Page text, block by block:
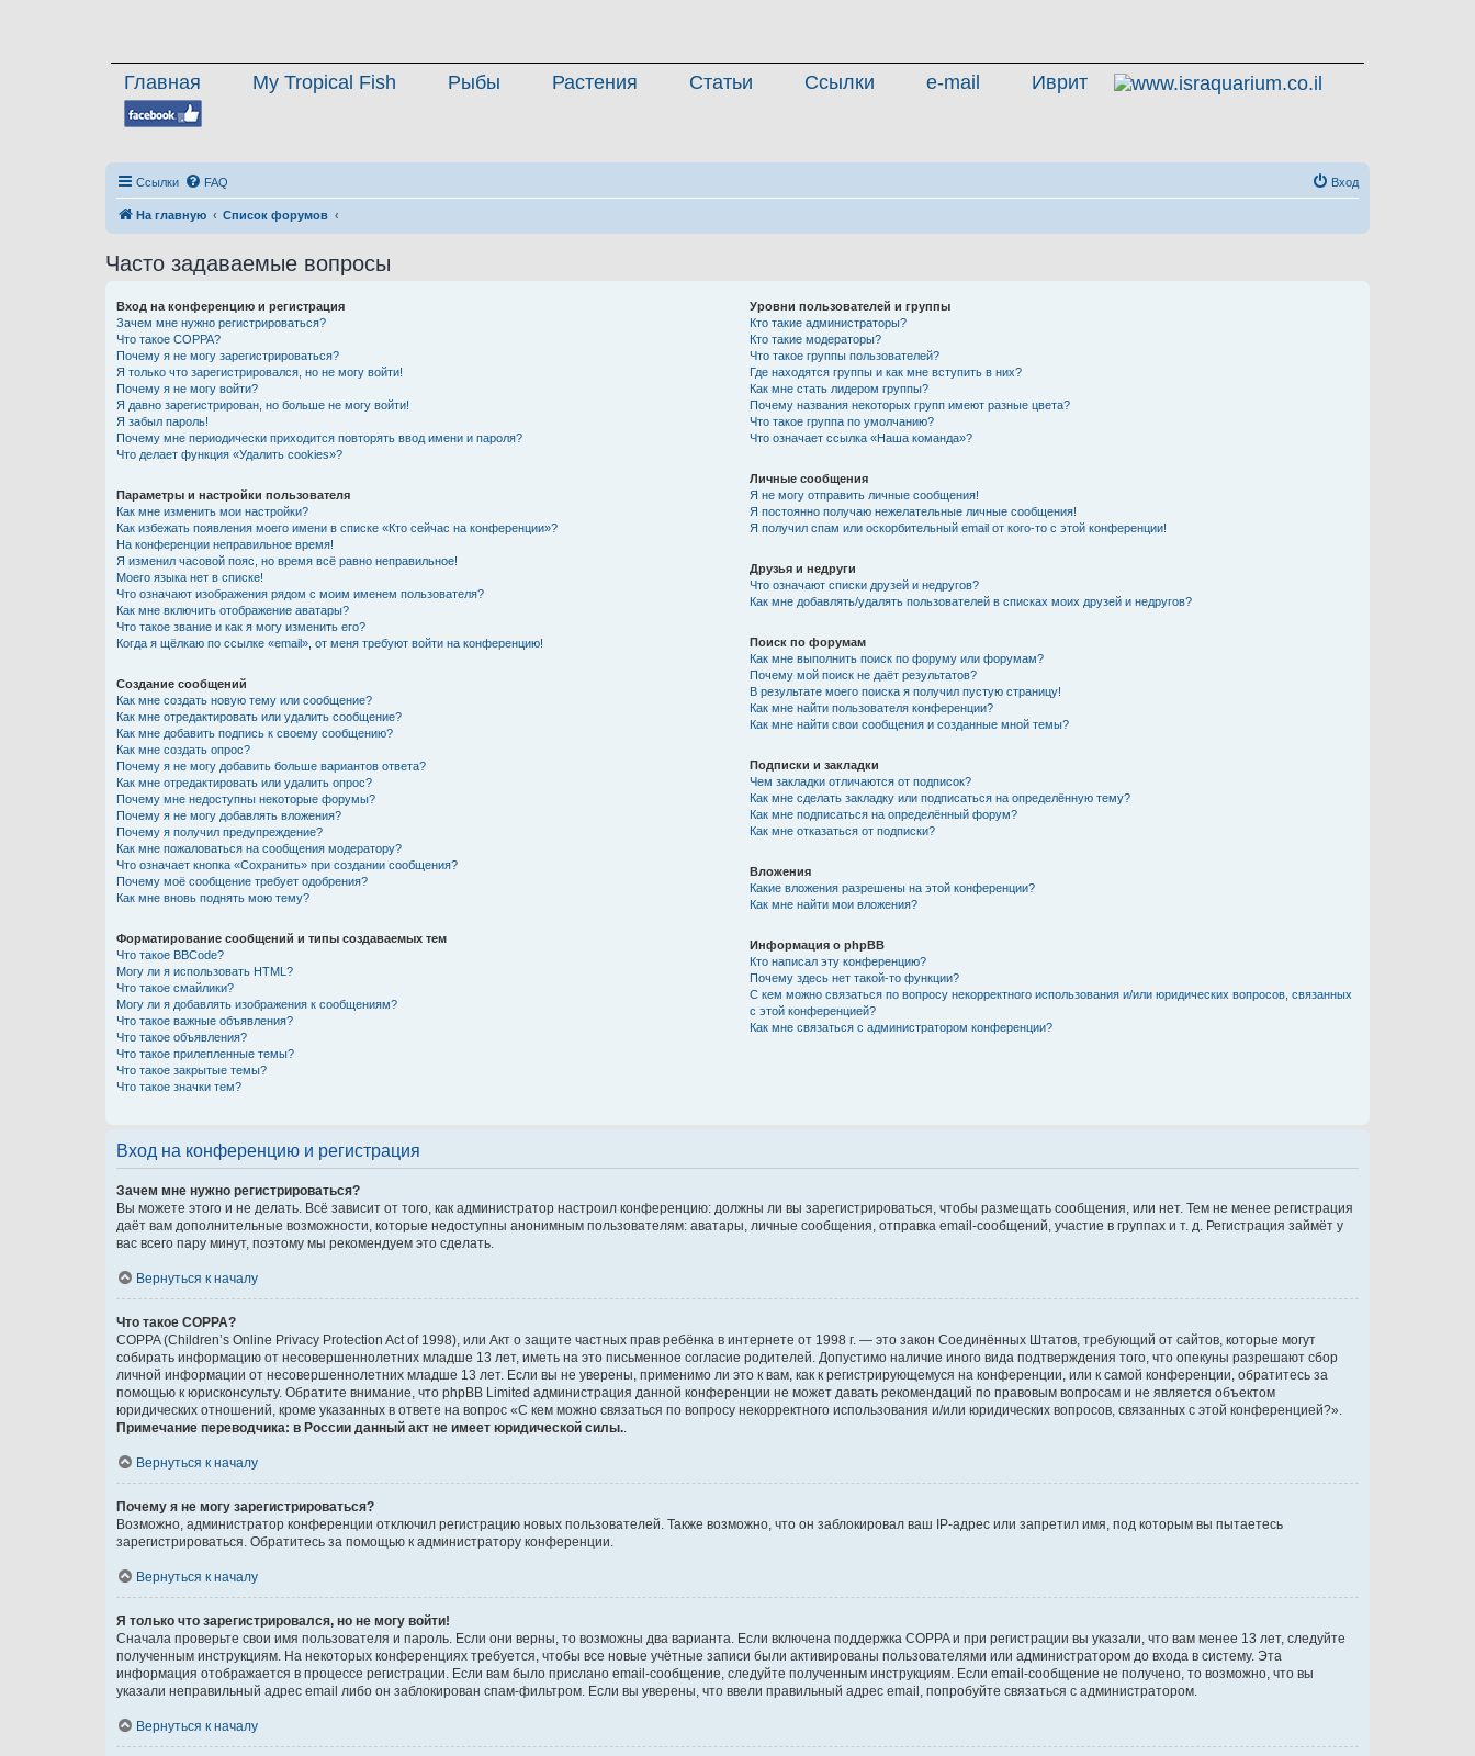
Главная My Tropical Fish Рыбы Растения Статьи Ссылки e-mail Иврит
Ссылки FAQ Вход
На главную Список форумов
Часто задаваемые вопросы
Вход на конференцию и регистрация
Зачем мне нужно регистрироваться?
Что такое COPPA?
Почему я не могу зарегистрироваться?
Я только что зарегистрировался, но не могу войти!
Почему я не могу войти?
Я давно зарегистрирован, но больше не могу войти!
Я забыл пароль!
Почему мне периодически приходится повторять ввод имени и пароля?
Что делает функция «Удалить cookies»?
Параметры и настройки пользователя
Как мне изменить мои настройки?
Как избежать появления моего имени в списке «Кто сейчас на конференции»?
На конференции неправильное время!
Я изменил часовой пояс, но время всё равно неправильное!
Моего языка нет в списке!
Что означают изображения рядом с моим именем пользователя?
Как мне включить отображение аватары?
Что такое звание и как я могу изменить его?
Когда я щёлкаю по ссылке «email», от меня требуют войти на конференцию!
Создание сообщений
Как мне создать новую тему или сообщение?
Как мне отредактировать или удалить сообщение?
Как мне добавить подпись к своему сообщению?
Как мне создать опрос?
Почему я не могу добавить больше вариантов ответа?
Как мне отредактировать или удалить опрос?
Почему мне недоступны некоторые форумы?
Почему я не могу добавлять вложения?
Почему я получил предупреждение?
Как мне пожаловаться на сообщения модератору?
Что означает кнопка «Сохранить» при создании сообщения?
Почему моё сообщение требует одобрения?
Как мне вновь поднять мою тему?
Форматирование сообщений и типы создаваемых тем
Что такое BBCode?
Могу ли я использовать HTML?
Что такое смайлики?
Могу ли я добавлять изображения к сообщениям?
Что такое важные объявления?
Что такое объявления?
Что такое прилепленные темы?
Что такое закрытые темы?
Что такое значки тем?
Уровни пользователей и группы
Кто такие администраторы?
Кто такие модераторы?
Что такое группы пользователей?
Где находятся группы и как мне вступить в них?
Как мне стать лидером группы?
Почему названия некоторых групп имеют разные цвета?
Что такое группа по умолчанию?
Что означает ссылка «Наша команда»?
Личные сообщения
Я не могу отправить личные сообщения!
Я постоянно получаю нежелательные личные сообщения!
Я получил спам или оскорбительный email от кого-то с этой конференции!
Друзья и недруги
Что означают списки друзей и недругов?
Как мне добавлять/удалять пользователей в списках моих друзей и недругов?
Поиск по форумам
Как мне выполнить поиск по форуму или форумам?
Почему мой поиск не даёт результатов?
В результате моего поиска я получил пустую страницу!
Как мне найти пользователя конференции?
Как мне найти свои сообщения и созданные мной темы?
Подписки и закладки
Чем закладки отличаются от подписок?
Как мне сделать закладку или подписаться на определённую тему?
Как мне подписаться на определённый форум?
Как мне отказаться от подписки?
Вложения
Какие вложения разрешены на этой конференции?
Как мне найти мои вложения?
Информация о phpBB
Кто написал эту конференцию?
Почему здесь нет такой-то функции?
С кем можно связаться по вопросу некорректного использования и/или юридических вопросов, связанных
с этой конференцией?
Как мне связаться с администратором конференции?
Вход на конференцию и регистрация
Зачем мне нужно регистрироваться?
Вы можете этого и не делать. Всё зависит от того, как администратор настроил конференцию: должны ли вы зарегистрироваться, чтобы размещать сообщения, или нет. Тем не менее регистрация
даёт вам дополнительные возможности, которые недоступны анонимным пользователям: аватары, личные сообщения, отправка email-сообщений, участие в группах и т. д. Регистрация займёт у
вас всего пару минут, поэтому мы рекомендуем это сделать.
Вернуться к началу
Что такое COPPA?
COPPA (Children’s Online Privacy Protection Act of 1998), или Акт о защите частных прав ребёнка в интернете от 1998 г. — это закон Соединённых Штатов, требующий от сайтов, которые могут
собирать информацию от несовершеннолетних младше 13 лет, иметь на это письменное согласие родителей. Допустимо наличие иного вида подтверждения того, что опекуны разрешают сбор
личной информации от несовершеннолетних младше 13 лет. Если вы не уверены, применимо ли это к вам, как к регистрирующемуся на конференции, или к самой конференции, обратитесь за
помощью к юрисконсульту. Обратите внимание, что phpBB Limited администрация данной конференции не может давать рекомендаций по правовым вопросам и не является объектом
юридических отношений, кроме указанных в ответе на вопрос «С кем можно связаться по вопросу некорректного использования и/или юридических вопросов, связанных с этой конференцией?».
Примечание переводчика: в России данный акт не имеет юридической силы..
Вернуться к началу
Почему я не могу зарегистрироваться?
Возможно, администратор конференции отключил регистрацию новых пользователей. Также возможно, что он заблокировал ваш IP-адрес или запретил имя, под которым вы пытаетесь
зарегистрироваться. Обратитесь за помощью к администратору конференции.
Вернуться к началу
Я только что зарегистрировался, но не могу войти!
Сначала проверьте свои имя пользователя и пароль. Если они верны, то возможны два варианта. Если включена поддержка COPPA и при регистрации вы указали, что вам менее 13 лет, следуйте
полученным инструкциям. На некоторых конференциях требуется, чтобы все новые учётные записи были активированы пользователями или администратором до входа в систему. Эта
информация отображается в процессе регистрации. Если вам было прислано email-сообщение, следуйте полученным инструкциям. Если email-сообщение не получено, то возможно, что вы
указали неправильный адрес email либо он заблокирован спам-фильтром. Если вы уверены, что ввели правильный адрес email, попробуйте связаться с администратором.
Вернуться к началу